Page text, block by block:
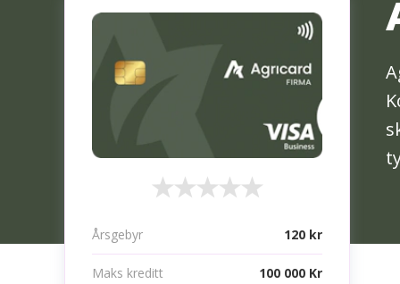
Årsgebyr 120 kr
Maks kreditt 100 000 Kr